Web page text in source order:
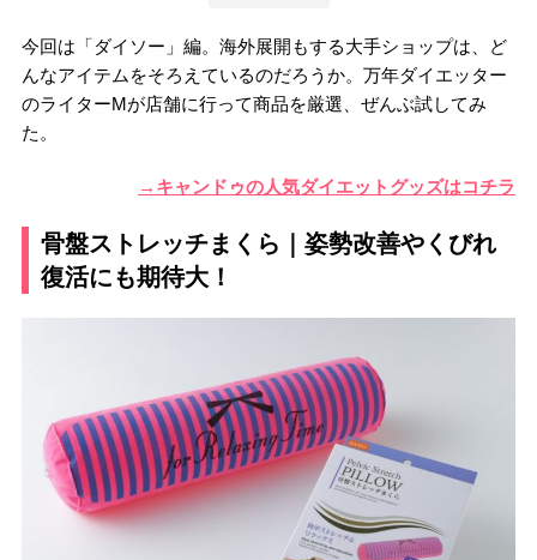
今回は「ダイソー」編。海外展開もする大手ショップは、ど
んなアイテムをそろえているのだろうか。万年ダイエッター
のライターMが店舗に行って商品を厳選、ぜんぶ試してみ
た。
→キャンドゥの人気ダイエットグッズはコチラ
骨盤ストレッチまくら｜姿勢改善やくびれ
復活にも期待大！